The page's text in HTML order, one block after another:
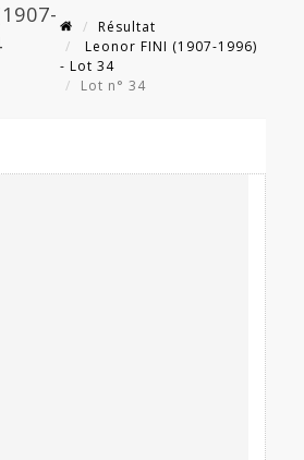
Résultat
Leonor FINI (1907-1996)
- Lot 34
Lot n° 34